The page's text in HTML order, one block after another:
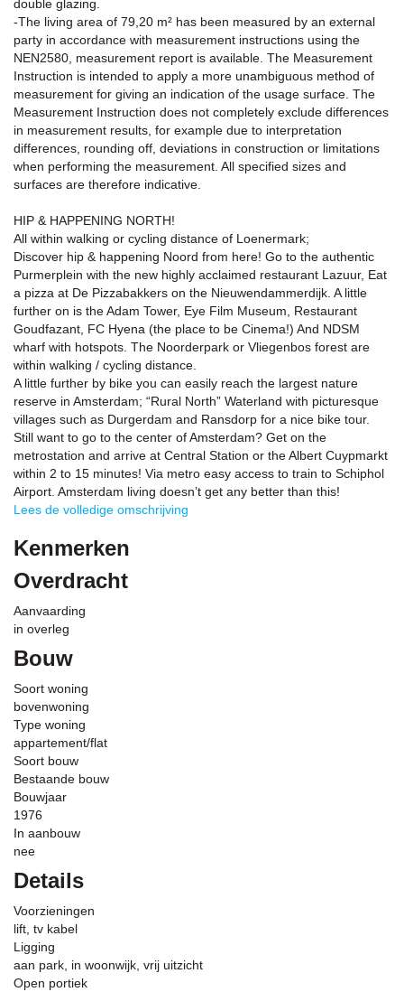
double glazing.
-The living area of 79,20 m² has been measured by an external
party in accordance with measurement instructions using the
NEN2580, measurement report is available. The Measurement
Instruction is intended to apply a more unambiguous method of
measurement for giving an indication of the usage surface. The
Measurement Instruction does not completely exclude differences
in measurement results, for example due to interpretation
differences, rounding off, deviations in construction or limitations
when performing the measurement. All specified sizes and
surfaces are therefore indicative.
HIP & HAPPENING NORTH!
All within walking or cycling distance of Loenermark;
Discover hip & happening Noord from here! Go to the authentic
Purmerplein with the new highly acclaimed restaurant Lazuur, Eat
a pizza at De Pizzabakkers on the Nieuwendammerdijk. A little
further on is the Adam Tower, Eye Film Museum, Restaurant
Goudfazant, FC Hyena (the place to be Cinema!) And NDSM
wharf with hotspots. The Noorderpark or Vliegenbos forest are
within walking / cycling distance.
A little further by bike you can easily reach the largest nature
reserve in Amsterdam; “Rural North” Waterland with picturesque
villages such as Durgerdam and Ransdorp for a nice bike tour.
Still want to go to the center of Amsterdam? Get on the
metrostation and arrive at Central Station or the Albert Cuypmarkt
within 2 to 15 minutes! Via metro easy access to train to Schiphol
Airport. Amsterdam living doesn’t get any better than this!
Lees de volledige omschrijving
Kenmerken
Overdracht
Aanvaarding
in overleg
Bouw
Soort woning
bovenwoning
Type woning
appartement/flat
Soort bouw
Bestaande bouw
Bouwjaar
1976
In aanbouw
nee
Details
Voorzieningen
lift, tv kabel
Ligging
aan park, in woonwijk, vrij uitzicht
Open portiek